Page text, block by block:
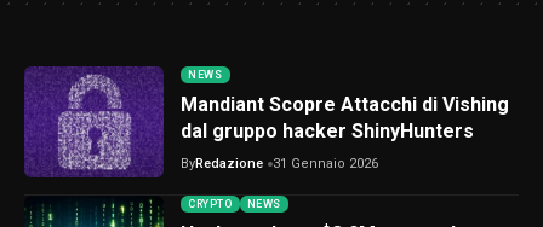
NEWS
Mandiant Scopre Attacchi di Vishing
dal gruppo hacker ShinyHunters
ByRedazione 31 Gennaio 2026
CRYPTO NEWS